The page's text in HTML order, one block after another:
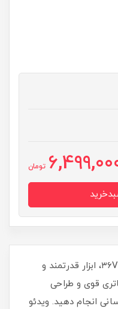
تومان
دریل شارژی 36 ولت ماکیتا مدل ۳۶V، ابزار قدرتمند و
قوی و طراحی
انجام دهید. ویدئو